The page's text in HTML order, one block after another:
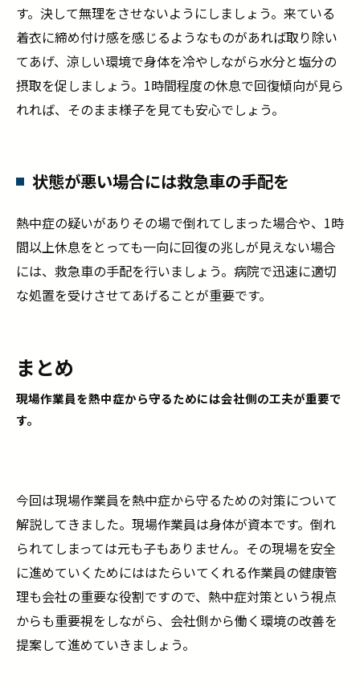
す。決して無理をさせないようにしましょう。来ている
着衣に締め付け感を感じるようなものがあれば取り除い
てあげ、涼しい環境で身体を冷やしながら水分と塩分の
摂取を促しましょう。1時間程度の休息で回復傾向が見ら
れれば、そのまま様子を見ても安心でしょう。
状態が悪い場合には救急車の手配を
熱中症の疑いがありその場で倒れてしまった場合や、1時
間以上休息をとっても一向に回復の兆しが見えない場合
には、救急車の手配を行いましょう。病院で迅速に適切
な処置を受けさせてあげることが重要です。
現場作業員を熱中症から守るためには会社側の工夫が重要で
す。
まとめ
今回は現場作業員を熱中症から守るための対策について
解説してきました。現場作業員は身体が資本です。倒れ
られてしまっては元も子もありません。その現場を安全
に進めていくためにははたらいてくれる作業員の健康管
理も会社の重要な役割ですので、熱中症対策という視点
からも重要視をしながら、会社側から働く環境の改善を
提案して進めていきましょう。